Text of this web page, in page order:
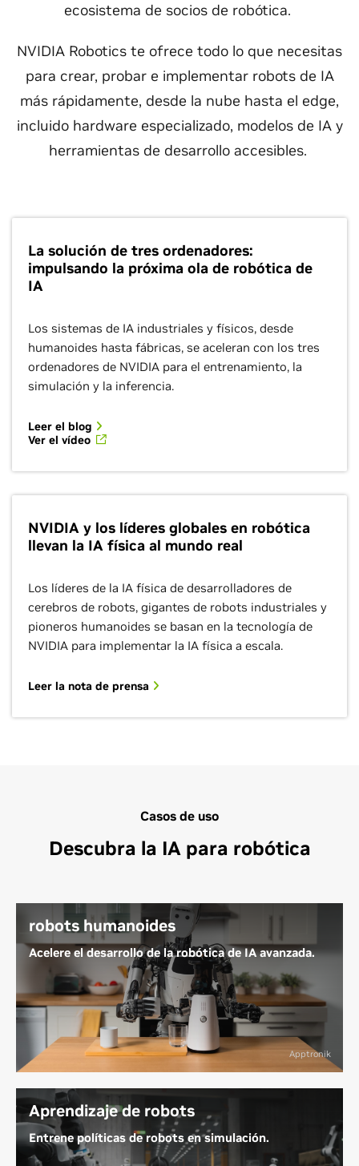
ecosistema de socios de robótica.
NVIDIA Robotics te ofrece todo lo que necesitas
para crear, probar e implementar robots de IA
más rápidamente, desde la nube hasta el edge,
incluido hardware especializado, modelos de IA y
herramientas de desarrollo accesibles.
La solución de tres ordenadores:
impulsando la próxima ola de robótica de
IA
Los sistemas de IA industriales y físicos, desde
humanoides hasta fábricas, se aceleran con los tres
ordenadores de NVIDIA para el entrenamiento, la
simulación y la inferencia.
Leer el blog
Ver el vídeo
NVIDIA y los líderes globales en robótica
llevan la IA física al mundo real
Los líderes de la IA física de desarrolladores de
cerebros de robots, gigantes de robots industriales y
pioneros humanoides se basan en la tecnología de
NVIDIA para implementar la IA física a escala.
Leer la nota de prensa
Casos de uso
Descubra la IA para robótica
robots humanoides
Acelere el desarrollo de la robótica de IA avanzada.
Los robots humanoides de propósito general están
diseñados para adaptarse a espacios de trabajo
urbanos e industriales centrados en el ser humano,
abordando tareas tediosas, repetitivas o
físicamente exigentes. Se utilizan cada vez más en
humanos y aliviar la escasez de mano de obra.
Más información sobre los robots humanoides
Apptronik
Aprendizaje de robots
Entrene políticas de robots en simulación.